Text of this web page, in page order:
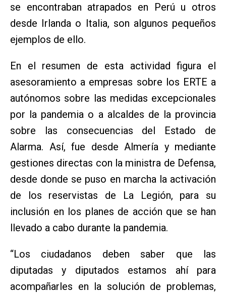
se encontraban atrapados en Perú u otros
desde Irlanda o Italia, son algunos pequeños
ejemplos de ello.
En el resumen de esta actividad figura el
asesoramiento a empresas sobre los ERTE a
autónomos sobre las medidas excepcionales
por la pandemia o a alcaldes de la provincia
sobre las consecuencias del Estado de
Alarma. Así, fue desde Almería y mediante
gestiones directas con la ministra de Defensa,
desde donde se puso en marcha la activación
de los reservistas de La Legión, para su
inclusión en los planes de acción que se han
llevado a cabo durante la pandemia.
“Los ciudadanos deben saber que las
diputadas y diputados estamos ahí para
acompañarles en la solución de problemas,